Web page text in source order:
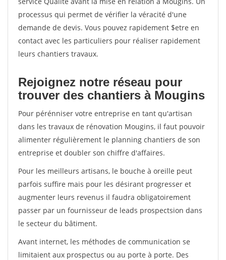
processus qui permet de vérifier la véracité d'une
demande de devis. Vous pouvez rapidement $etre en
contact avec les particuliers pour réaliser rapidement
leurs chantiers travaux.
Rejoignez notre réseau pour
trouver des chantiers à Mougins
Pour pérénniser votre entreprise en tant qu'artisan
dans les travaux de rénovation Mougins, il faut pouvoir
alimenter régulièrement le planning chantiers de son
entreprise et doubler son chiffre d'affaires.
Pour les meilleurs artisans, le bouche à oreille peut
parfois suffire mais pour les désirant progresser et
augmenter leurs revenus il faudra obligatoirement
passer par un fournisseur de leads prospectsion dans
le secteur du bâtiment.
Avant internet, les méthodes de communication se
limitaient aux prospectus ou au porte à porte. Des